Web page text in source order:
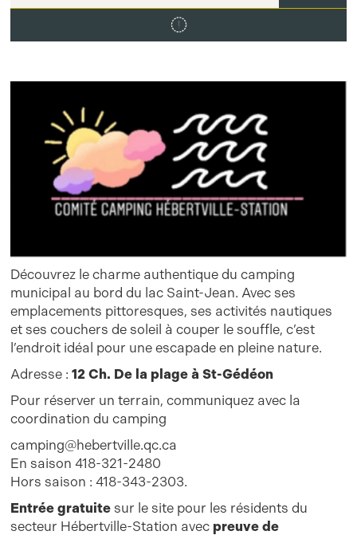
Découvrez le charme authentique du camping
municipal au bord du lac Saint-Jean. Avec ses
emplacements pittoresques, ses activités nautiques
et ses couchers de soleil à couper le souffle, c’est
l’endroit idéal pour une escapade en pleine nature.
Adresse :12 Ch. De la plage à St-Gédéon
Pour réserver un terrain, communiquez avec la
coordination du camping
camping@hebertville.qc.ca
En saison 418-321-2480
Hors saison : 418-343-2303.
Entrée gratuite sur le site pour les résidents du
secteur Hébertville-Station avec preuve de